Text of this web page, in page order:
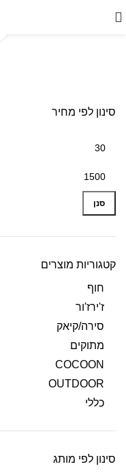
סינון לפי מחיר
סנן
קטגוריות מוצרים
חוף
ז'ירז'ור
סירה/קיאק
מתוקים
COCOON
OUTDOOR
כללי
סינון לפי מותג